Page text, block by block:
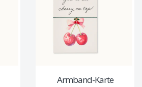
Armband-Karte